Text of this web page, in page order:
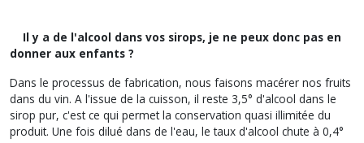
Il y a de l'alcool dans vos sirops, je ne peux donc pas en
donner aux enfants ?
Dans le processus de fabrication, nous faisons macérer nos fruits
dans du vin. A l'issue de la cuisson, il reste 3,5° d'alcool dans le
sirop pur, c'est ce qui permet la conservation quasi illimitée du
produit. Une fois dilué dans de l'eau, le taux d'alcool chute à 0,4°